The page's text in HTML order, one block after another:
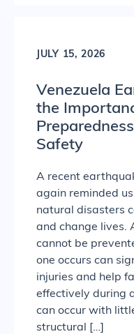
JULY 15, 2026
Venezuela
the
Safety
A recent
again reminded
natural disasters
and change lives.
cannot be
one occurs can
injuries and help
effectively during
can occur with
structural […]